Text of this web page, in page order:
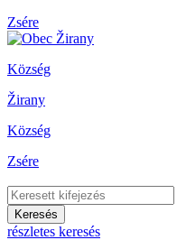
Zsére
Község
Žirany
Község
Zsére
Keresés
részletes keresés